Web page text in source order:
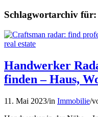
Schlagwortarchiv für:
Handwerker
finden – Haus,
11. Mai 2023/in Immobilie/